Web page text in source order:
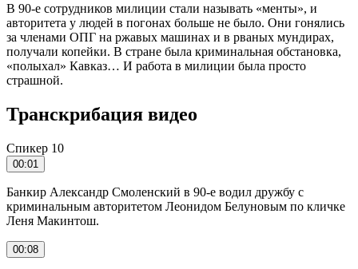
В 90‑е сотрудников милиции стали называть «менты», и
авторитета у людей в погонах больше не было. Они гонялись
за членами ОПГ на ржавых машинах и в рваных мундирах,
получали копейки. В стране была криминальная обстановка,
«полыхал» Кавказ… И работа в милиции была просто
страшной.
Транскрибация видео
Спикер 10
00:01
Банкир Александр Смоленский в 90-е водил дружбу с
криминальным авторитетом Леонидом Белуновым по кличке
Леня Макинтош.
00:08